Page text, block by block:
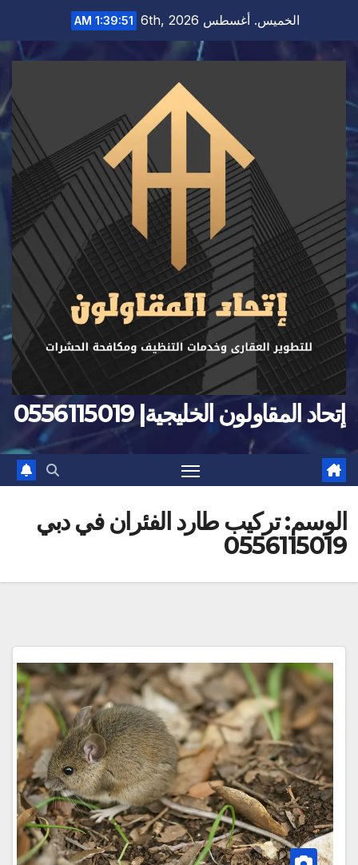
content
الخميس. أغسطس 6th, 2026 1:39:52 AM
إتحاد المقاولون الخليجية| 0556115019
الوسم:تركيب طارد الفئران في دبي
0556115019